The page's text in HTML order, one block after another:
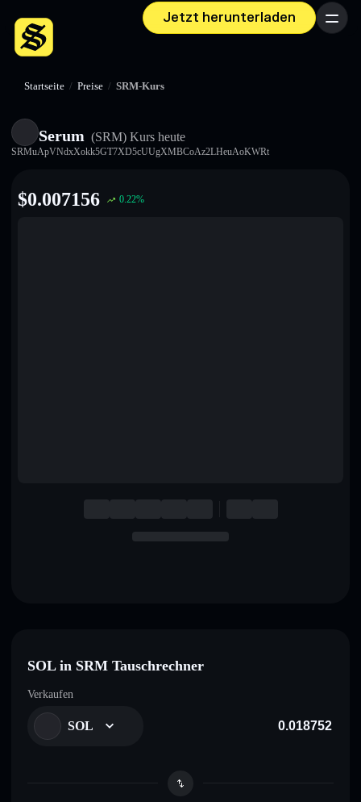
Jetzt herunterladen Menü
Startseite / Preise / SRM-Kurs
Serum (SRM) Kurs heute
SRMuApVNdxXokk5GT7XD5cUUgXMBCoAz2LHeuAoKWRt
$0.007156 0.22%
SOL in SRM Tauschrechner
Verkaufen
SOL